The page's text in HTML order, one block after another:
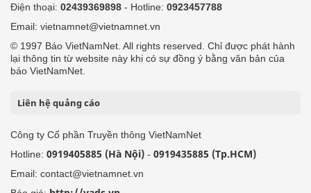
Điện thoại: 02439369898 - Hotline: 0923457788
Email: vietnamnet@vietnamnet.vn
© 1997 Báo VietNamNet. All rights reserved. Chỉ được phát hành
lại thông tin từ website này khi có sự đồng ý bằng văn bản của
báo VietNamNet.
Liên hệ quảng cáo
Công ty Cổ phần Truyền thông VietNamNet
Hotline: 0919405885 (Hà Nội) - 0919435885 (Tp.HCM)
Email: contact@vietnamnet.vn